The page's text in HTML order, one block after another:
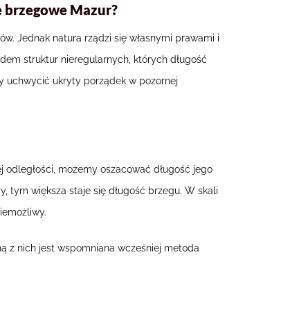
Mazur?
Jednak natura rządzi się własnymi prawami i
struktur nieregularnych, których długość
uchwycić ukryty porządek w pozornej
możemy oszacować długość jego
tym większa staje się długość brzegu. W skali
z nich jest wspomniana wcześniej metoda